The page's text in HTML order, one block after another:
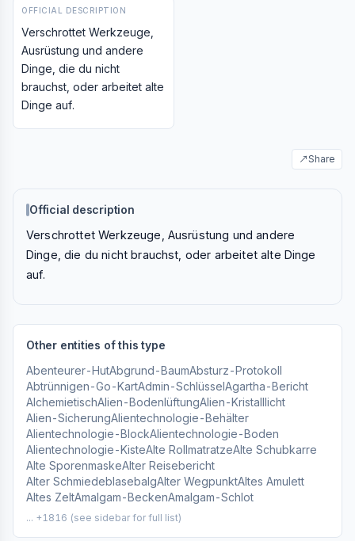
OFFICIAL DESCRIPTION
Verschrottet Werkzeuge,
Ausrüstung und andere
Dinge, die du nicht
brauchst, oder arbeitet alte
Dinge auf.
↗Share
Official description
Verschrottet Werkzeuge, Ausrüstung und andere
Dinge, die du nicht brauchst, oder arbeitet alte Dinge
auf.
Other entities of this type
Abenteurer-HutAbgrund-BaumAbsturz-Protokoll
Abtrünnigen-Go-KartAdmin-SchlüsselAgartha-Bericht
AlchemietischAlien-BodenlüftungAlien-Kristalllicht
Alien-SicherungAlientechnologie-Behälter
Alientechnologie-BlockAlientechnologie-Boden
Alientechnologie-KisteAlte RollmatratzeAlte Schubkarre
Alte SporenmaskeAlter Reisebericht
Alter SchmiedeblasebalgAlter WegpunktAltes Amulett
Altes ZeltAmalgam-BeckenAmalgam-Schlot
... +1816 (see sidebar for full list)